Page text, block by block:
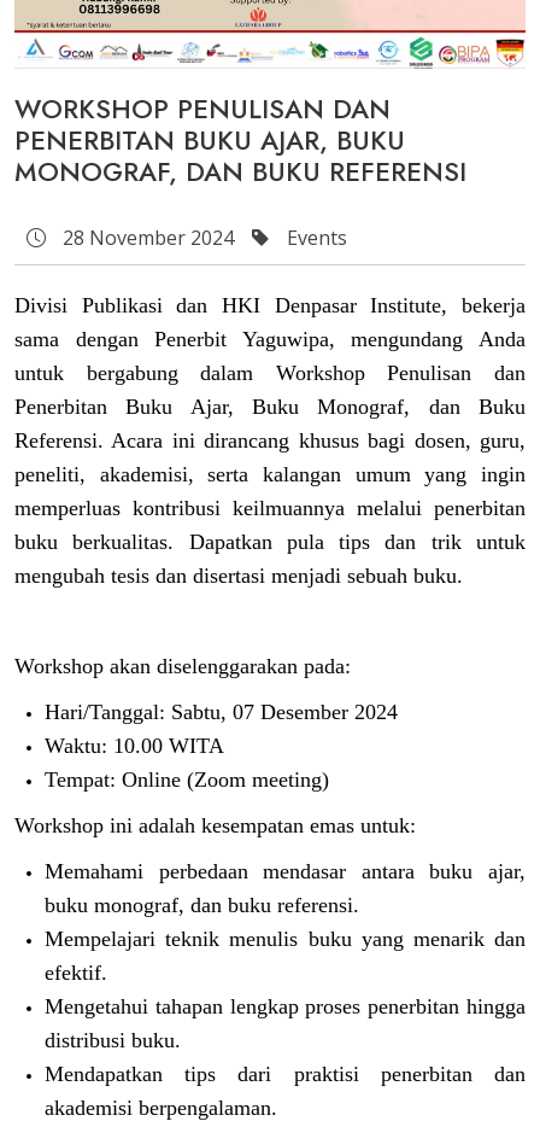
WORKSHOP PENULISAN DAN
PENERBITAN BUKU AJAR, BUKU
MONOGRAF, DAN BUKU REFERENSI
28 November 2024 Events
Divisi Publikasi dan HKI Denpasar Institute, bekerja
sama dengan Penerbit Yaguwipa, mengundang Anda
untuk bergabung dalam Workshop Penulisan dan
Penerbitan Buku Ajar, Buku Monograf, dan Buku
Referensi. Acara ini dirancang khusus bagi dosen, guru,
peneliti, akademisi, serta kalangan umum yang ingin
memperluas kontribusi keilmuannya melalui penerbitan
buku berkualitas. Dapatkan pula tips dan trik untuk
mengubah tesis dan disertasi menjadi sebuah buku.
Workshop akan diselenggarakan pada:
Hari/Tanggal: Sabtu, 07 Desember 2024
Waktu: 10.00 WITA
Tempat: Online (Zoom meeting)
Workshop ini adalah kesempatan emas untuk:
Memahami perbedaan mendasar antara buku ajar,
buku monograf, dan buku referensi.
Mempelajari teknik menulis buku yang menarik dan
efektif.
Mengetahui tahapan lengkap proses penerbitan hingga
distribusi buku.
Mendapatkan tips dari praktisi penerbitan dan
akademisi berpengalaman.